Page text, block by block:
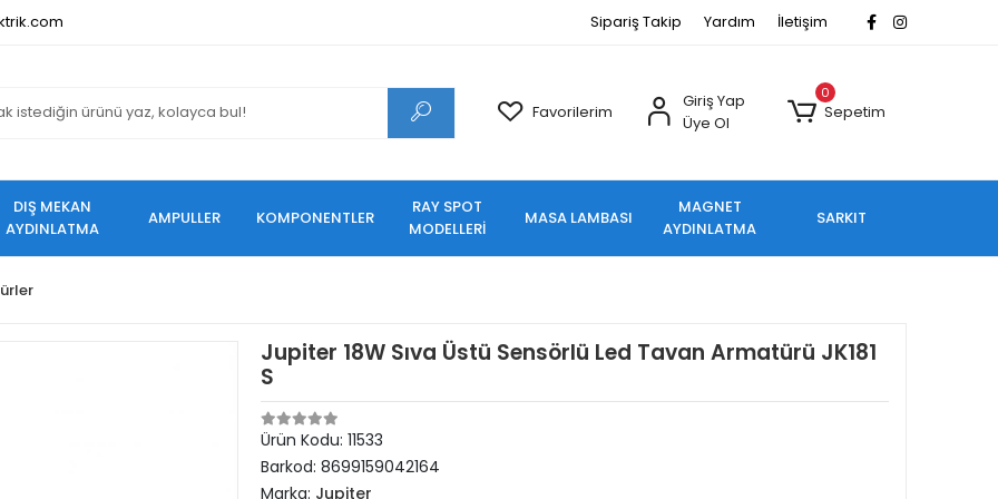
Sipariş Takip Yardım İletişim
Favorilerim
Giriş Yap
Üye Ol
0
Sepetim
DIŞ MEKAN
AYDINLATMA
AMPULLER KOMPONENTLER
RAY SPOT
MODELLERİ
MASA LAMBASI
MAGNET
AYDINLATMA
SARKIT
Jupiter 18W Sıva Üstü Sensörlü Led Tavan Armatürü JK181
S
Ürün Kodu: 11533
Barkod: 8699159042164
Marka: Jupiter